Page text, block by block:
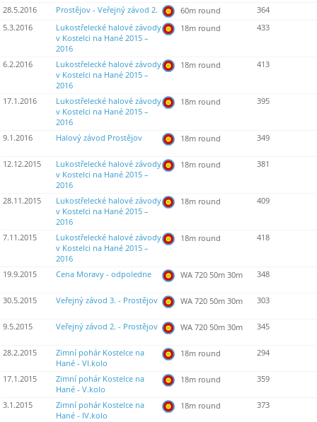
28.5.2016 Prostějov - Veřejný závod 2. 60m round
364
5.3.2016
Lukostřelecké halové závody
v Kostelci na Hané 2015 –
2016
18m round 433
6.2.2016
Lukostřelecké halové závody
v Kostelci na Hané 2015 –
2016
18m round 413
17.1.2016
Lukostřelecké halové závody
v Kostelci na Hané 2015 –
2016
18m round 395
9.1.2016 Halový závod Prostějov 18m round 349
12.12.2015
Lukostřelecké halové závody
v Kostelci na Hané 2015 –
2016
18m round 381
28.11.2015
Lukostřelecké halové závody
v Kostelci na Hané 2015 –
2016
18m round 409
7.11.2015
Lukostřelecké halové závody
v Kostelci na Hané 2015 –
2016
18m round 418
19.9.2015 Cena Moravy - odpoledne WA 720 50m 30m 348
30.5.2015 Veřejný závod 3. - Prostějov WA 720 50m 30m 303
9.5.2015 Veřejný závod 2. - Prostějov WA 720 50m 30m 345
28.2.2015
Zimní pohár Kostelce na
Hané - VI.kolo
18m round 294
17.1.2015
Zimní pohár Kostelce na
Hané - V.kolo
18m round 359
3.1.2015
Zimní pohár Kostelce na
Hané - IV.kolo
18m round 373